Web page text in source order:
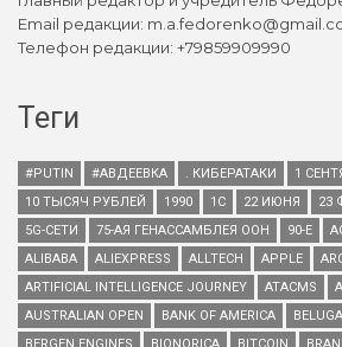
Email редакции:
Телефон редакции: +79859909990
Теги
#PUTIN #АВДЕЕВКА . КИБЕРАТАКИ
1
10 ТЫСЯЧ РУБЛЕЙ
1990 1С 22 ИЮНЯ 23
5G-СЕТИ
75-АЯ ГЕНАССАМБЛЕЯ ООН 90-Е
ALIBABA
ALIEXPRESS ALLTECH APPLE
ARTIFICIAL INTELLIGENCE JOURNEY
ATACMS
AUSTRALIAN OPEN
BANK OF AMERICA